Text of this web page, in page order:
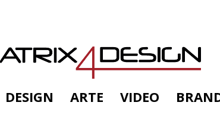
DESIGN ARTE VIDEO